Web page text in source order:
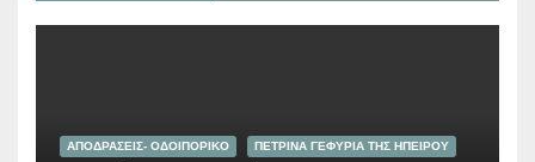
ΑΠΟΔΡΑΣΕΙΣ- ΟΔΟΙΠΟΡΙΚΟ ΠΕΤΡΙΝΑ ΓΕΦΥΡΙΑ ΤΗΣ ΗΠΕΙΡΟΥ